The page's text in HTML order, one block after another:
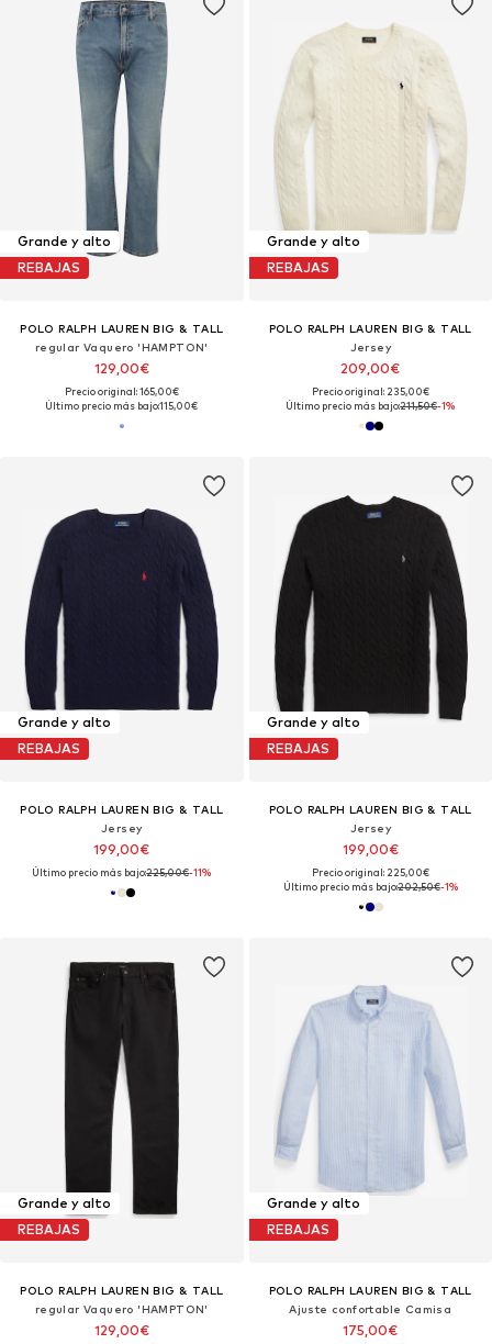
Grande y alto
REBAJAS
POLO RALPH LAUREN BIG & TALL
regular Vaquero 'HAMPTON'
129,00€
Precio original: 165,00€
Último precio más bajo:115,00€
Grande y alto
REBAJAS
POLO RALPH LAUREN BIG & TALL
Jersey
209,00€
Precio original: 235,00€
Último precio más bajo:211,50€-1%
Grande y alto
REBAJAS
POLO RALPH LAUREN BIG & TALL
Jersey
199,00€
Último precio más bajo:225,00€-11%
Grande y alto
REBAJAS
POLO RALPH LAUREN BIG & TALL
Jersey
199,00€
Precio original: 225,00€
Último precio más bajo:202,50€-1%
Grande y alto
REBAJAS
POLO RALPH LAUREN BIG & TALL
regular Vaquero 'HAMPTON'
129,00€
Grande y alto
REBAJAS
POLO RALPH LAUREN BIG & TALL
Ajuste confortable Camisa
175,00€